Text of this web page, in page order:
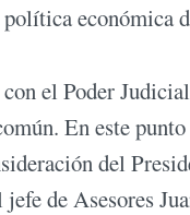
económica
el Poder
En este punto
del
de Asesores